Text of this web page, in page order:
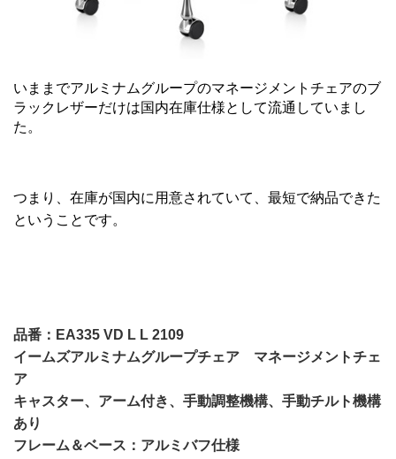
いままでアルミナムグループのマネージメントチェアのブ
ラックレザーだけは国内在庫仕様として流通していまし
た。
つまり、在庫が国内に用意されていて、最短で納品できた
ということです。
品番：EA335 VD L L 2109
イームズアルミナムグループチェア マネージメントチェ
ア
キャスター、アーム付き、手動調整機構、手動チルト機構
あり
フレーム＆ベース：アルミバフ仕様